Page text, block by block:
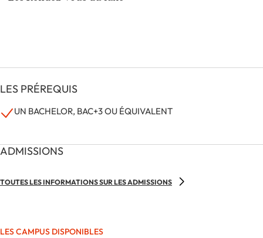
LES PRÉREQUIS
UN BACHELOR, BAC+3 OU ÉQUIVALENT
ADMISSIONS
TOUTES LES INFORMATIONS SUR LES ADMISSIONS
LES CAMPUS DISPONIBLES